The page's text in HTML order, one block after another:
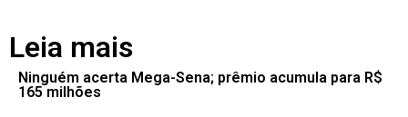
Leia mais
Ninguém acerta Mega-Sena; prêmio acumula para R$
165 milhões